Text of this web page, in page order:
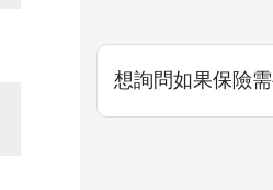
想詢問如果保險